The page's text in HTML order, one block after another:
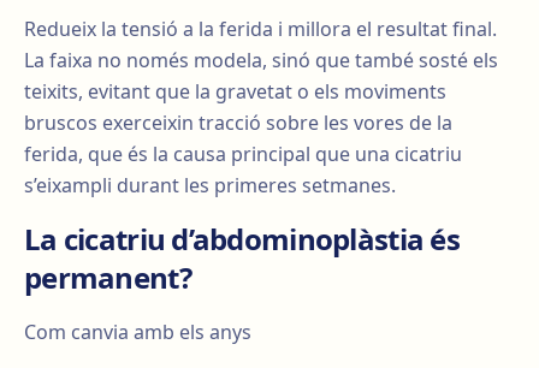
Redueix la tensió a la ferida i millora el resultat final.
La faixa no només modela, sinó que també sosté els
teixits, evitant que la gravetat o els moviments
bruscos exerceixin tracció sobre les vores de la
ferida, que és la causa principal que una cicatriu
s’eixampli durant les primeres setmanes.
La cicatriu d’abdominoplàstia és
permanent?
Com canvia amb els anys